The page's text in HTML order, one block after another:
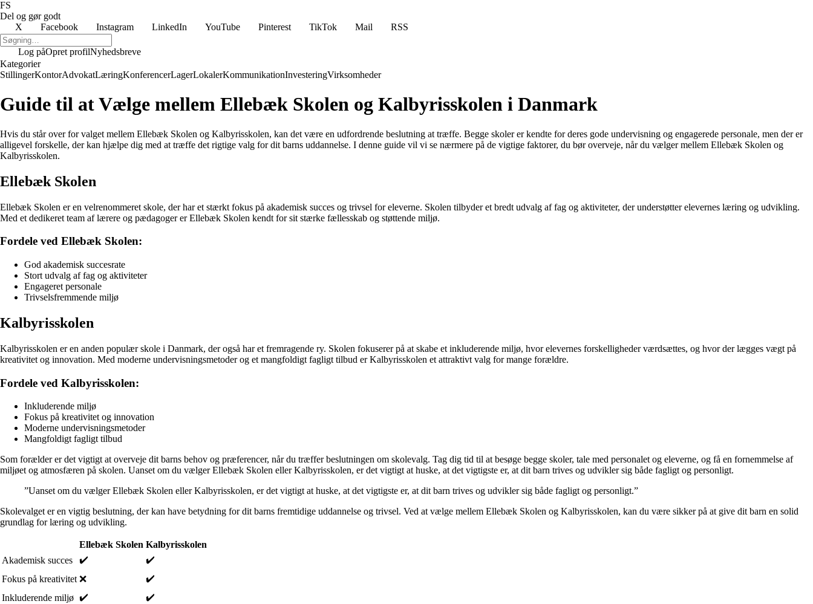
FS
Del og gør godt
X
Facebook Instagram LinkedIn YouTube Pinterest TikTok Mail RSS
Log påOpret profilNyhedsbreve
Kategorier
StillingerKontorAdvokatLæringKonferencerLagerLokalerKommunikationInvesteringVirksomheder
Guide til at Vælge mellem Ellebæk Skolen og Kalbyrisskolen i Danmark
Hvis du står over for valget mellem Ellebæk Skolen og Kalbyrisskolen, kan det være en udfordrende beslutning at træffe. Begge skoler er kendte for deres gode undervisning og engagerede personale, men der er
alligevel forskelle, der kan hjælpe dig med at træffe det rigtige valg for dit barns uddannelse. I denne guide vil vi se nærmere på de vigtige faktorer, du bør overveje, når du vælger mellem Ellebæk Skolen og
Kalbyrisskolen.
Ellebæk Skolen
Ellebæk Skolen er en velrenommeret skole, der har et stærkt fokus på akademisk succes og trivsel for eleverne. Skolen tilbyder et bredt udvalg af fag og aktiviteter, der understøtter elevernes læring og udvikling.
Med et dedikeret team af lærere og pædagoger er Ellebæk Skolen kendt for sit stærke fællesskab og støttende miljø.
Fordele ved Ellebæk Skolen:
God akademisk succesrate
Stort udvalg af fag og aktiviteter
Engageret personale
Trivselsfremmende miljø
Kalbyrisskolen
Kalbyrisskolen er en anden populær skole i Danmark, der også har et fremragende ry. Skolen fokuserer på at skabe et inkluderende miljø, hvor elevernes forskelligheder værdsættes, og hvor der lægges vægt på
kreativitet og innovation. Med moderne undervisningsmetoder og et mangfoldigt fagligt tilbud er Kalbyrisskolen et attraktivt valg for mange forældre.
Fordele ved Kalbyrisskolen:
Inkluderende miljø
Fokus på kreativitet og innovation
Moderne undervisningsmetoder
Mangfoldigt fagligt tilbud
Som forælder er det vigtigt at overveje dit barns behov og præferencer, når du træffer beslutningen om skolevalg. Tag dig tid til at besøge begge skoler, tale med personalet og eleverne, og få en fornemmelse af
miljøet og atmosfæren på skolen. Uanset om du vælger Ellebæk Skolen eller Kalbyrisskolen, er det vigtigt at huske, at det vigtigste er, at dit barn trives og udvikler sig både fagligt og personligt.
”Uanset om du vælger Ellebæk Skolen eller Kalbyrisskolen, er det vigtigt at huske, at det vigtigste er, at dit barn trives og udvikler sig både fagligt og personligt.”
Skolevalget er en vigtig beslutning, der kan have betydning for dit barns fremtidige uddannelse og trivsel. Ved at vælge mellem Ellebæk Skolen og Kalbyrisskolen, kan du være sikker på at give dit barn en solid
grundlag for læring og udvikling.
Ellebæk Skolen Kalbyrisskolen
Akademisk succes
✔️
✔️
Fokus på kreativitet ❌
✔️
Inkluderende miljø ✔️ ✔️